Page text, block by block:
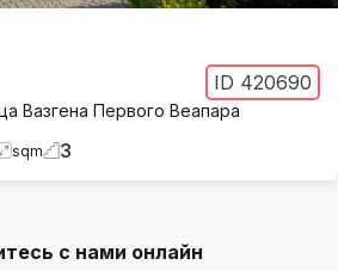
ID 420690
Вазгена Первого Веапара
sqm 3
с нами онлайн